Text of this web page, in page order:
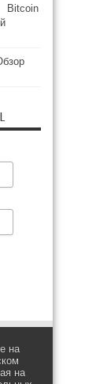
Bitcoin
на
на